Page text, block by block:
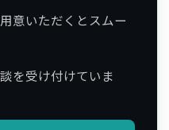
意いただくとスムー
を受け付けていま